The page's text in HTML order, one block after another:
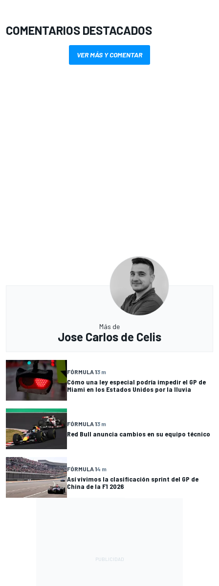
COMENTARIOS DESTACADOS
VER MÁS Y COMENTAR
Más de
Jose Carlos de Celis
FÓRMULA 13 m
Cómo una ley especial podría impedir el GP de
Miami en los Estados Unidos por la lluvia
FÓRMULA 13 m
Red Bull anuncia cambios en su equipo técnico
FÓRMULA 14 m
Así vivimos la clasificación sprint del GP de
China de la F1 2026